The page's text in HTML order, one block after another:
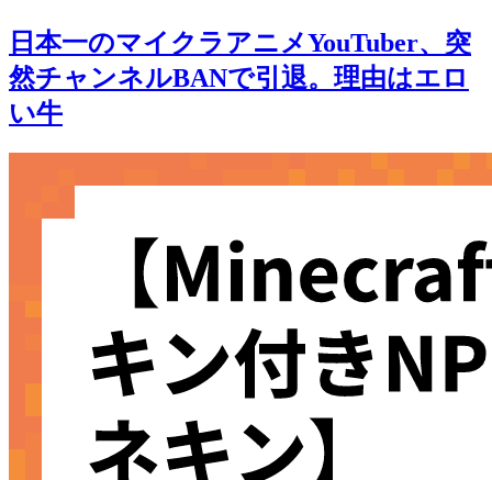
日本一のマイクラアニメYouTuber、突
然チャンネルBANで引退。理由はエロ
い牛